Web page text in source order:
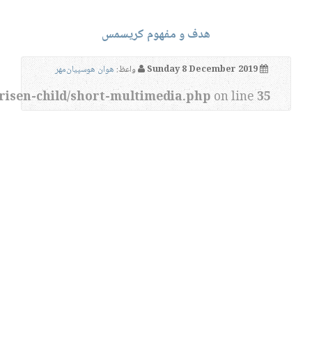
هدف و مفهوم کریسمس
Sunday 8 December 2019 واعظ:هوان هوسپیان‌مهر
child/short-multimedia.php on line35